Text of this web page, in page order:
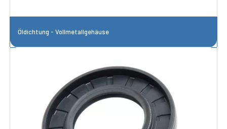
Öldichtung - Vollmetallgehäuse